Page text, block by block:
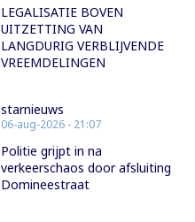
LEGALISATIE BOVEN
UITZETTING VAN
LANGDURIG VERBLIJVENDE
VREEMDELINGEN
starnieuws
06-aug-2026 - 21:07
Politie grijpt in na
verkeerschaos door afsluiting
Domineestraat